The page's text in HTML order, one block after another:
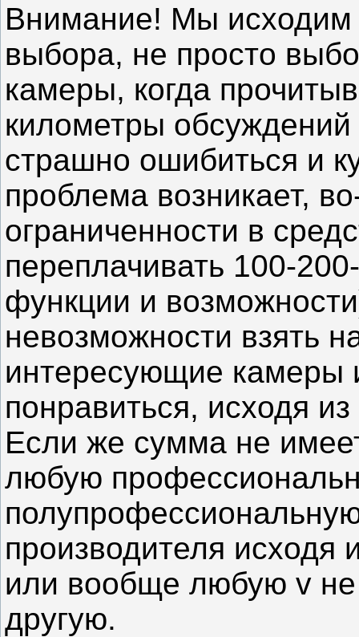
Внимание! Мы исходим
выбора, не просто
камеры, когда
километры
страшно ошибиться и
проблема возникает,
ограниченности в
переплачивать 100-
функции и
невозможности взять
интересующие камеры
понравиться, исходя
Если же сумма не
любую
производителя исходя
или вообще любую v не
другую.